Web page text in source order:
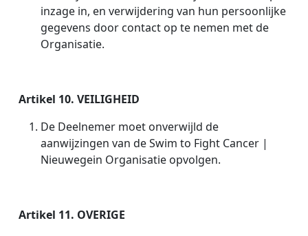
inzage in, en verwijdering van hun persoonlijke
gegevens door contact op te nemen met de
Organisatie.
Artikel 10. VEILIGHEID
De Deelnemer moet onverwijld de
aanwijzingen van de Swim to Fight Cancer |
Nieuwegein Organisatie opvolgen.
Artikel 11. OVERIGE